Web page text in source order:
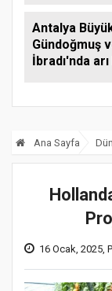
Antalya
Gündoğmuş
İbradı'nda
Ana Sayfa
16 Ocak, 2025,